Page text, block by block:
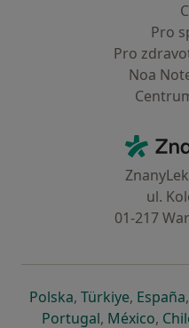
Pro
Pro
Noa
ul.
01-217
Polskase otevře v nové
, Türkiyese
, España,
Portugalse otevře v
, Méxicose
,